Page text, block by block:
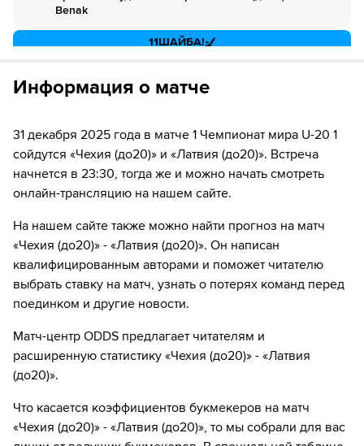
можете отвязать карту для последующего списания в течение 7
за 1₽
Если качество предоставляемых услуг ОККО ТВ вас не устроит,
Benak
11ШАЙБА!
12 ШАЙБА!
12 Игрок "Чехия (до20)" Adam Jiricek забивает шайбу!
26ШАЙБА!
26 Игрок "Чехия (до20)" Max Psenicka забивает шайбу!
Временное удаление игрока "Латвия (до20)" Harijs
Cjunskis
42
Временное удаление игрока "Чехия (до20)"
Максимилиан Керран
Nestrasil
ШАЙБА!
Информация о матче
31 декабря 2025 года в матче 1 Чемпионат мира U-20 1
сойдутся «Чехия (до20)» и «Латвия (до20)». Встреча
начнется в 23:30, тогда же и можно начать смотреть
онлайн-трансляцию на нашем сайте.
На нашем сайте также можно найти прогноз на матч
«Чехия (до20)» - «Латвия (до20)». Он написан
квалифицированным авторами и поможет читателю
выбрать ставку на матч, узнать о потерях команд перед
поединком и другие новости.
Матч-центр ODDS предлагает читателям и
расширенную статистику «Чехия (до20)» - «Латвия
(до20)».
Что касается коэффициентов букмекеров на матч
«Чехия (до20)» - «Латвия (до20)», то мы собрали для вас